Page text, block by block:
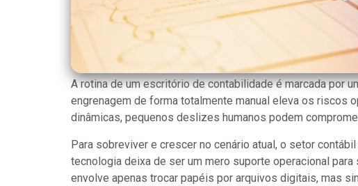
A rotina de um escritório de contabilidade é marcada por
engrenagem de forma totalmente manual eleva os riscos
dinâmicas, pequenos deslizes humanos podem
Para sobreviver e crescer no cenário atual, o setor
tecnologia deixa de ser um mero suporte operacional
envolve apenas trocar papéis por arquivos digitais, mas